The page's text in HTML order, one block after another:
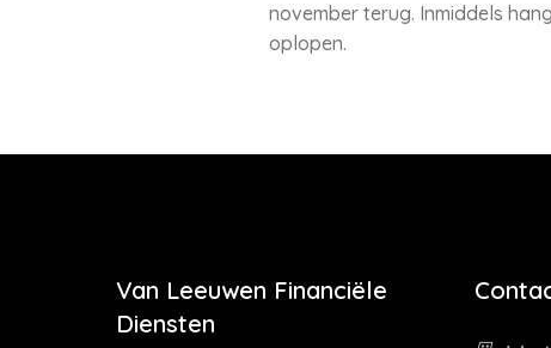
november terug. Inmiddels
oplopen.
Van Leeuwen Financiële
Diensten